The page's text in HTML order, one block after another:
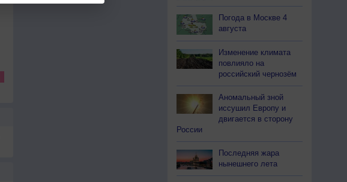
Погода в Москве 4
августа
Изменение климата
повлияло на
российский чернозём
Аномальный зной
иссушил Европу и
двигается в сторону
России
Последняя жара
нынешнего лета